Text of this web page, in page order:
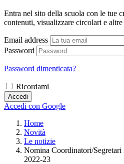
Entra nel sito della scuola con le tue
contenuti, visualizzare circolari e
Email address
Password
Password dimenticata?
Ricordami
Accedi
Accedi con Google
Home
Novità
Le notizie
Nomina Coordinatori/
2022-23